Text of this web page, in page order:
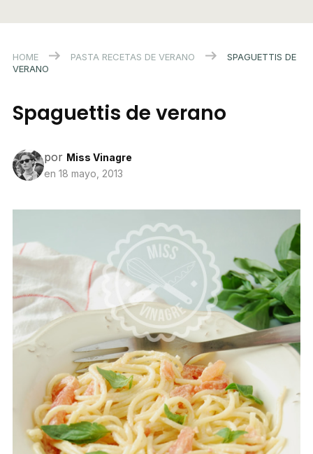
HOME PASTA RECETAS DE VERANO
SPAGUETTIS DE
VERANO
Spaguettis de verano
por Miss Vinagre
en 18 mayo, 2013